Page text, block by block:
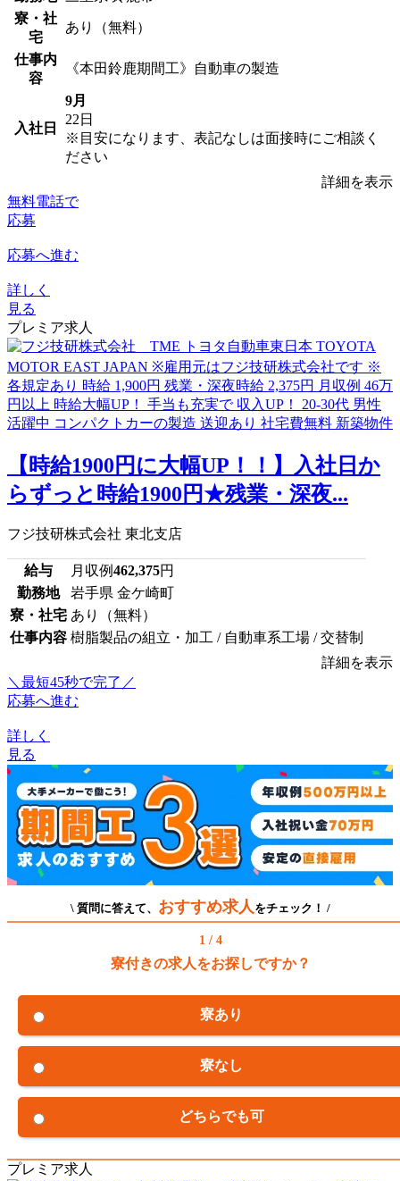
寮・社
宅
あり（無料）
仕事内
容
《本田鈴鹿期間工》自動車の製造
入社日
9月
22日
※目安になります、表記なしは面接時にご相談く
ださい
詳細を表示
無料電話で
応募
応募へ進む
詳しく
見る
プレミア求人
【時給1900円に大幅UP！！】入社日か
らずっと時給1900円★残業・深夜...
フジ技研株式会社 東北支店
給与 月収例462,375円
勤務地
岩手県 金ケ崎町
寮・社宅 あり（無料）
仕事内容 樹脂製品の組立・加工 / 自動車系工場 / 交替制
詳細を表示
＼最短45秒で完了／
応募へ進む
詳しく
見る
\ 質問に答えて、 おすすめ求人をチェック！ /
1 / 4
寮付きの求人をお探しですか？
寮あり
寮なし
どちらでも可
プレミア求人